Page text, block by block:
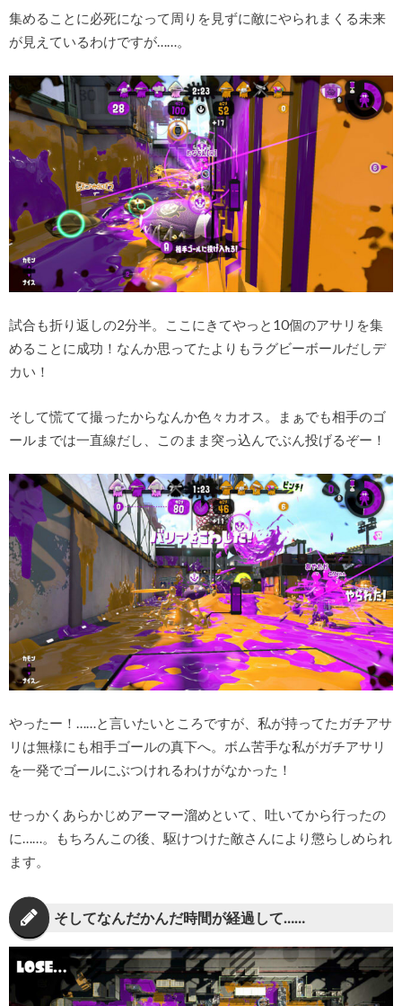
集めることに必死になって周りを見ずに敵にやられまくる未来
が見えているわけですが……。
試合も折り返しの2分半。ここにきてやっと10個のアサリを集
めることに成功！なんか思ってたよりもラグビーボールだしデ
カい！
そして慌てて撮ったからなんか色々カオス。まぁでも相手のゴ
ールまでは一直線だし、このまま突っ込んでぶん投げるぞー！
やったー！……と言いたいところですが、私が持ってたガチアサ
リは無様にも相手ゴールの真下へ。ボム苦手な私がガチアサリ
を一発でゴールにぶつけれるわけがなかった！
せっかくあらかじめアーマー溜めといて、吐いてから行ったの
に……。もちろんこの後、駆けつけた敵さんにより懲らしめられ
ます。
そしてなんだかんだ時間が経過して……